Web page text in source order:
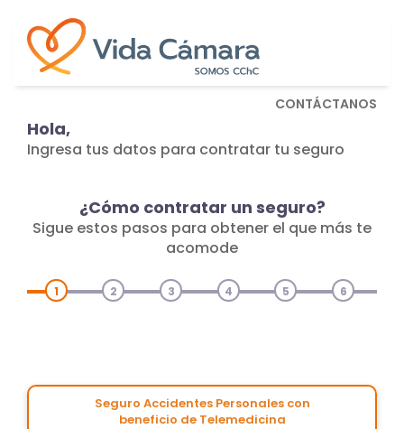
CONTÁCTANOS
Hola,
Ingresa tus datos para contratar tu seguro
¿Cómo contratar un seguro?
Sigue estos pasos para obtener el que más te
acomode
1 2 3 4 5 6
Seguro Accidentes Personales con
beneficio de Telemedicina